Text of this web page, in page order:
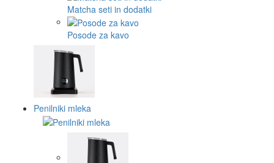
Matcha seti in dodatki
Posode za kavo
Penilniki mleka